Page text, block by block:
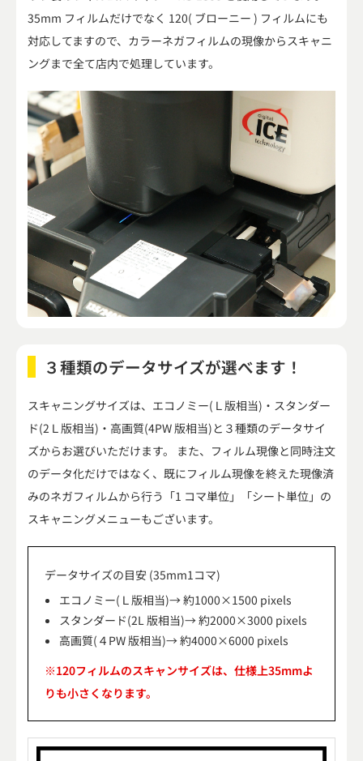
35mm フィルムだけでなく 120( ブローニー ) フィルムにも
対応してますので、カラーネガフィルムの現像からスキャニ
ングまで全て店内で処理しています。
３種類のデータサイズが選べます！
スキャニングサイズは、エコノミー(Ｌ版相当)・スタンダー
ド(2Ｌ版相当)・高画質(4PW 版相当)と３種類のデータサイ
ズからお選びいただけます。 また、フィルム現像と同時注文
のデータ化だけではなく、既にフィルム現像を終えた現像済
みのネガフィルムから行う「1 コマ単位」「シート単位」の
スキャニングメニューもございます。
データサイズの目安 (35mm1コマ)
エコノミー(Ｌ版相当)→ 約1000×1500 pixels
スタンダード(2L 版相当)→ 約2000×3000 pixels
高画質(４PW 版相当)→ 約4000×6000 pixels
※120フィルムのスキャンサイズは、仕様上35mmよ
りも小さくなります。